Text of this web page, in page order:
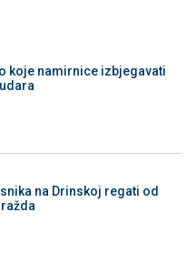
koje namirnice izbjegavati
na Drinskoj regati od